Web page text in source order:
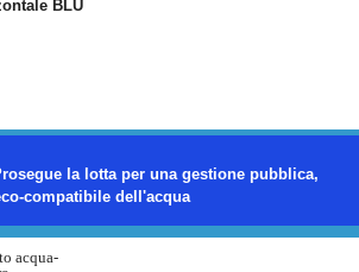
la lotta per una gestione pubblica,
compatibile dell'acqua